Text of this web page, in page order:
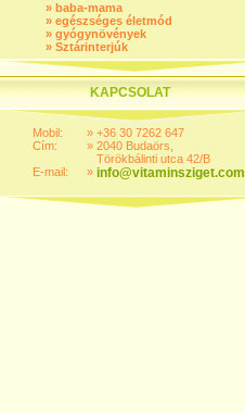
» baba-mama
» egészséges életmód
» gyógynövények
» Sztárinterjúk
KAPCSOLAT
Mobil:
Cím:
E-mail:
»
»
»
+36 30 7262 647
2040 Budaörs,
Törökbálinti utca 42/B
info@vitaminsziget.com